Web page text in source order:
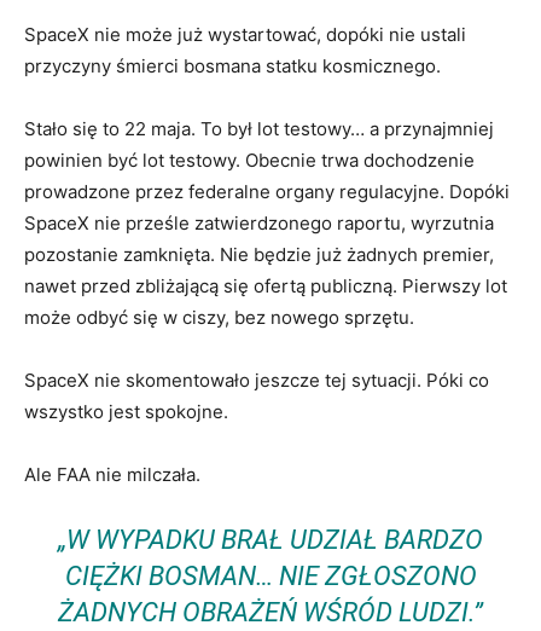
SpaceX nie może już wystartować, dopóki nie ustali
przyczyny śmierci bosmana statku kosmicznego.
Stało się to 22 maja. To był lot testowy… a przynajmniej
powinien być lot testowy. Obecnie trwa dochodzenie
prowadzone przez federalne organy regulacyjne. Dopóki
SpaceX nie prześle zatwierdzonego raportu, wyrzutnia
pozostanie zamknięta. Nie będzie już żadnych premier,
nawet przed zbliżającą się ofertą publiczną. Pierwszy lot
może odbyć się w ciszy, bez nowego sprzętu.
SpaceX nie skomentowało jeszcze tej sytuacji. Póki co
wszystko jest spokojne.
Ale FAA nie milczała.
„W WYPADKU BRAŁ UDZIAŁ BARDZO
CIĘŻKI BOSMAN… NIE ZGŁOSZONO
ŻADNYCH OBRAŻEŃ WŚRÓD LUDZI.”